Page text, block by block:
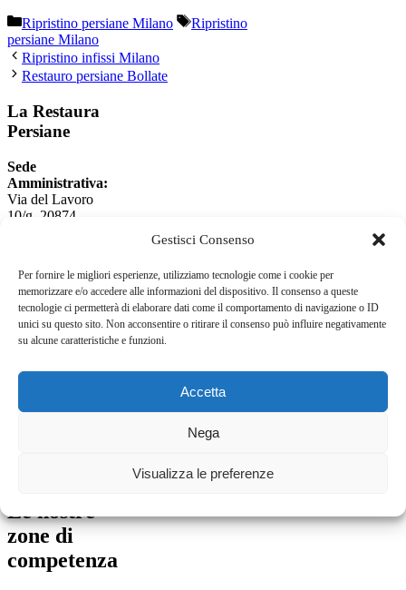
Gestisci Consenso
Per fornire le migliori esperienze, utilizziamo tecnologie come i cookie per
memorizzare e/o accedere alle informazioni del dispositivo. Il consenso a queste
tecnologie ci permetterà di elaborare dati come il comportamento di navigazione o ID
unici su questo sito. Non acconsentire o ritirare il consenso può influire negativamente
su alcune caratteristiche e funzioni.
Accetta
Nega
Visualizza le preferenze
Categorie
Ripristino persiane Milano Tag
Ripristino
persiane Milano
Ripristino infissi Milano
Restauro persiane Bollate
La Restaura
Persiane
Sede
Amministrativa:
Via del Lavoro
10/g, 20874,
20874 Busnago
(MB)
Viale Molise 20137
Milano
Gratuito
Email
Le nostre
zone di
competenza